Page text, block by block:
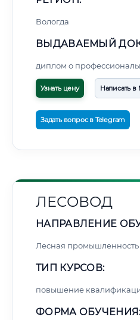
Вологда
ВЫДАВАЕМЫЙ
диплом о
Узнать цену Написать в
Задать вопрос в Telegram
ЛЕСОВОД
НАПРАВЛЕНИЕ
Лесная промышленность
ТИП КУРСОВ:
повышение
ФОРМА